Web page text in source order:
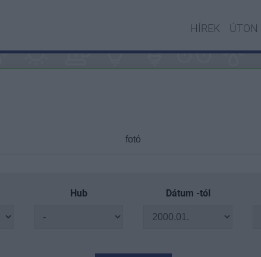
HÍREK ÚTON
Hub Dátum -tól